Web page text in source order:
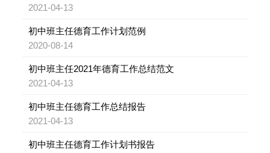
2021-04-13
初中班主任德育工作计划范例
2020-08-14
初中班主任2021年德育工作总结范文
2021-04-13
初中班主任德育工作总结报告
2021-04-13
初中班主任德育工作计划书报告